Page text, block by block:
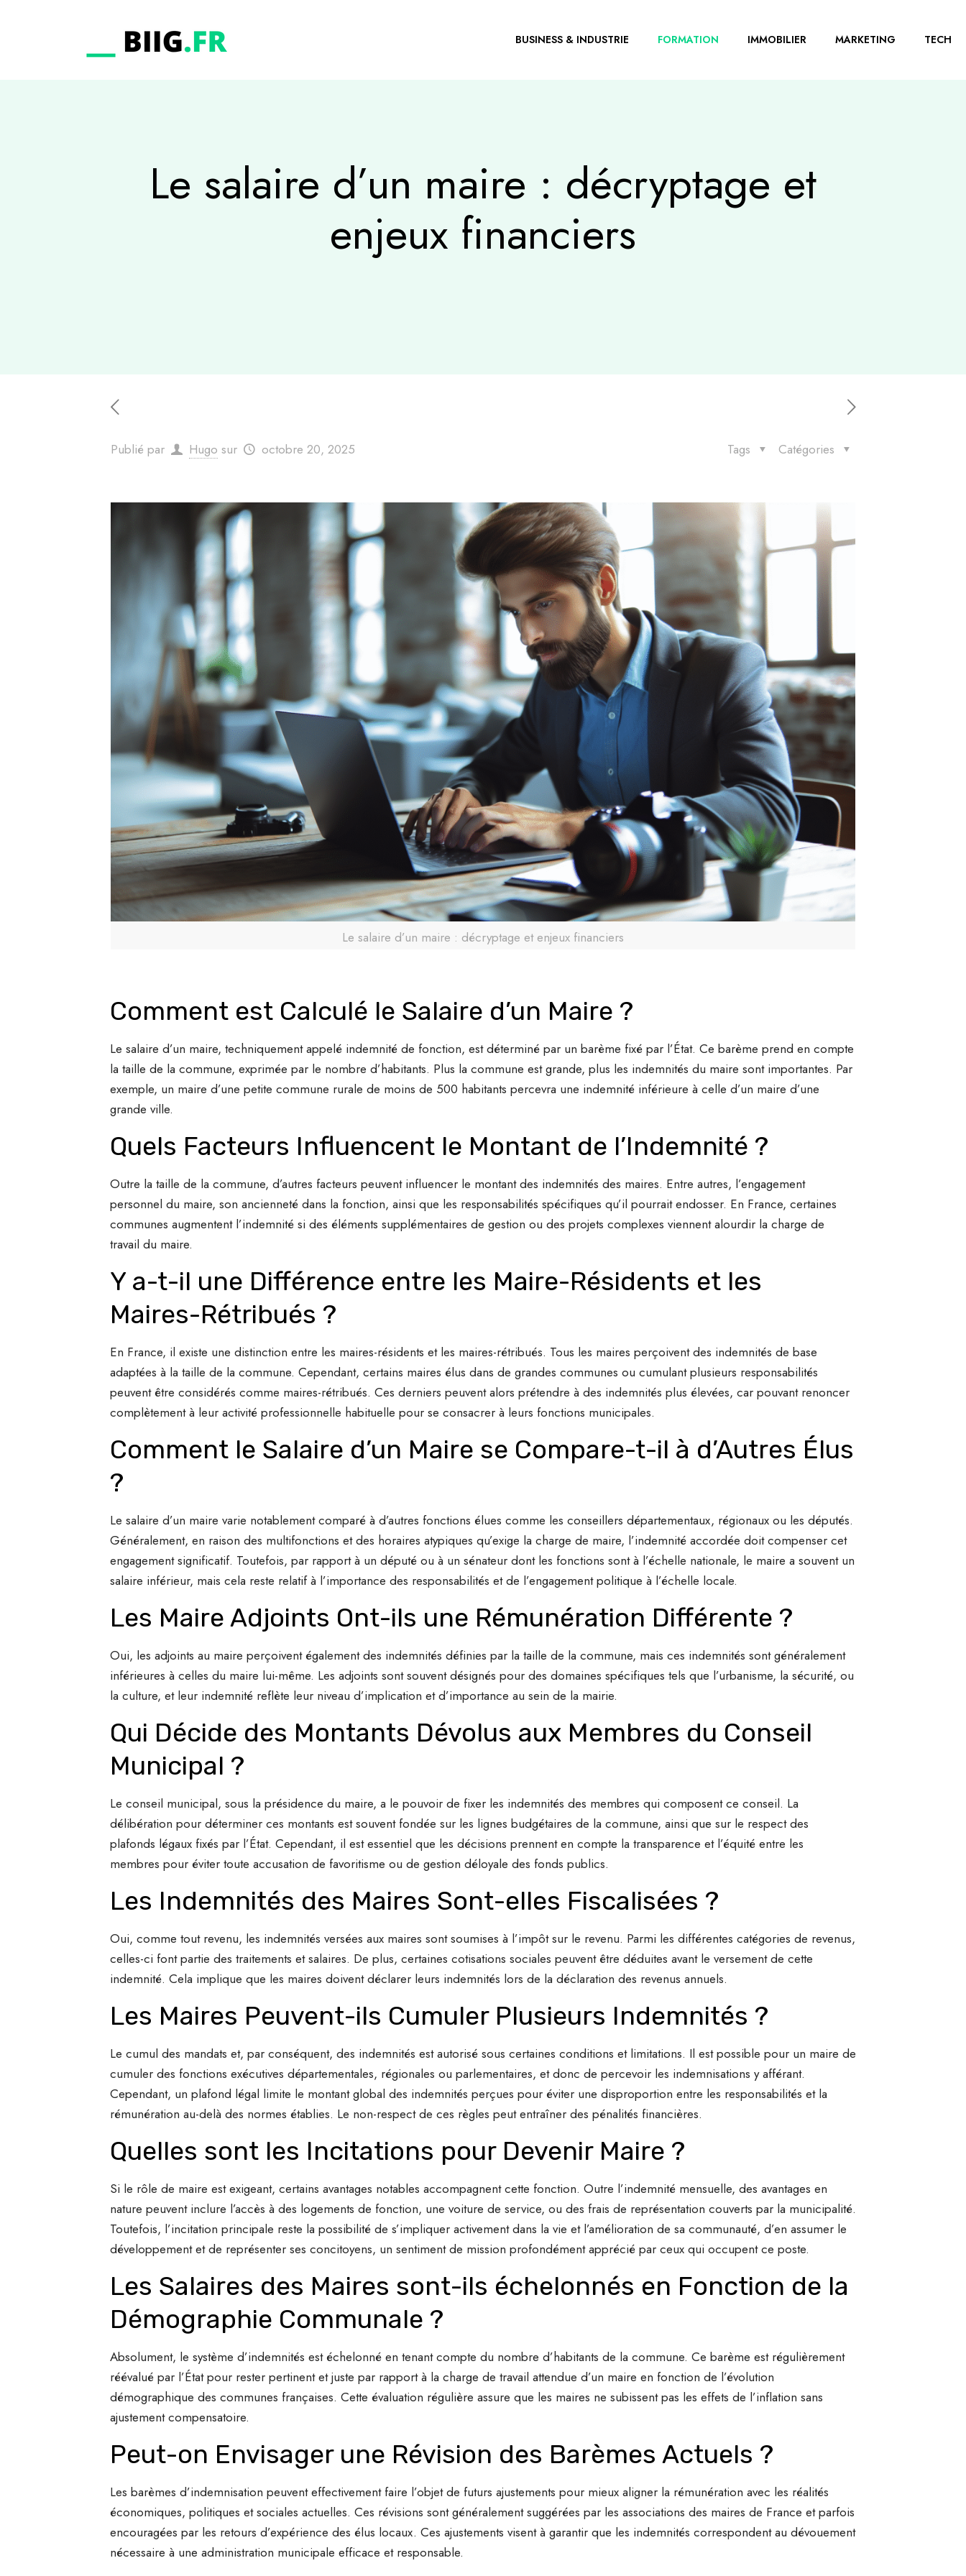
BUSINESS & INDUSTRIE FORMATION IMMOBILIER MARKETING TECH
Le salaire d’un maire : décryptage et
enjeux financiers
Publié par Hugo sur octobre 20, 2025 Catégories
Tags
Le salaire d’un maire : décryptage et enjeux financiers
Comment est Calculé le Salaire d’un Maire ?
Le salaire d’un maire, techniquement appelé indemnité de fonction, est déterminé par un barème fixé par l’État. Ce barème prend en compte
la taille de la commune, exprimée par le nombre d’habitants. Plus la commune est grande, plus les indemnités du maire sont importantes. Par
exemple, un maire d’une petite commune rurale de moins de 500 habitants percevra une indemnité inférieure à celle d’un maire d’une
grande ville.
Quels Facteurs Influencent le Montant de l’Indemnité ?
Outre la taille de la commune, d’autres facteurs peuvent influencer le montant des indemnités des maires. Entre autres, l’engagement
personnel du maire, son ancienneté dans la fonction, ainsi que les responsabilités spécifiques qu’il pourrait endosser. En France, certaines
communes augmentent l’indemnité si des éléments supplémentaires de gestion ou des projets complexes viennent alourdir la charge de
travail du maire.
Y a-t-il une Différence entre les Maire-Résidents et les
Maires-Rétribués ?
En France, il existe une distinction entre les maires-résidents et les maires-rétribués. Tous les maires perçoivent des indemnités de base
adaptées à la taille de la commune. Cependant, certains maires élus dans de grandes communes ou cumulant plusieurs responsabilités
peuvent être considérés comme maires-rétribués. Ces derniers peuvent alors prétendre à des indemnités plus élevées, car pouvant renoncer
complètement à leur activité professionnelle habituelle pour se consacrer à leurs fonctions municipales.
Comment le Salaire d’un Maire se Compare-t-il à d’Autres Élus
?
Le salaire d’un maire varie notablement comparé à d’autres fonctions élues comme les conseillers départementaux, régionaux ou les députés.
Généralement, en raison des multifonctions et des horaires atypiques qu’exige la charge de maire, l’indemnité accordée doit compenser cet
engagement significatif. Toutefois, par rapport à un député ou à un sénateur dont les fonctions sont à l’échelle nationale, le maire a souvent un
salaire inférieur, mais cela reste relatif à l’importance des responsabilités et de l’engagement politique à l’échelle locale.
Les Maire Adjoints Ont-ils une Rémunération Différente ?
Oui, les adjoints au maire perçoivent également des indemnités définies par la taille de la commune, mais ces indemnités sont généralement
inférieures à celles du maire lui-même. Les adjoints sont souvent désignés pour des domaines spécifiques tels que l’urbanisme, la sécurité, ou
la culture, et leur indemnité reflète leur niveau d’implication et d’importance au sein de la mairie.
Qui Décide des Montants Dévolus aux Membres du Conseil
Municipal ?
Le conseil municipal, sous la présidence du maire, a le pouvoir de fixer les indemnités des membres qui composent ce conseil. La
délibération pour déterminer ces montants est souvent fondée sur les lignes budgétaires de la commune, ainsi que sur le respect des
plafonds légaux fixés par l’État. Cependant, il est essentiel que les décisions prennent en compte la transparence et l’équité entre les
membres pour éviter toute accusation de favoritisme ou de gestion déloyale des fonds publics.
Les Indemnités des Maires Sont-elles Fiscalisées ?
Oui, comme tout revenu, les indemnités versées aux maires sont soumises à l’impôt sur le revenu. Parmi les différentes catégories de revenus,
celles-ci font partie des traitements et salaires. De plus, certaines cotisations sociales peuvent être déduites avant le versement de cette
indemnité. Cela implique que les maires doivent déclarer leurs indemnités lors de la déclaration des revenus annuels.
Les Maires Peuvent-ils Cumuler Plusieurs Indemnités ?
Le cumul des mandats et, par conséquent, des indemnités est autorisé sous certaines conditions et limitations. Il est possible pour un maire de
cumuler des fonctions exécutives départementales, régionales ou parlementaires, et donc de percevoir les indemnisations y afférant.
Cependant, un plafond légal limite le montant global des indemnités perçues pour éviter une disproportion entre les responsabilités et la
rémunération au-delà des normes établies. Le non-respect de ces règles peut entraîner des pénalités financières.
Quelles sont les Incitations pour Devenir Maire ?
Si le rôle de maire est exigeant, certains avantages notables accompagnent cette fonction. Outre l’indemnité mensuelle, des avantages en
nature peuvent inclure l’accès à des logements de fonction, une voiture de service, ou des frais de représentation couverts par la municipalité.
Toutefois, l’incitation principale reste la possibilité de s’impliquer activement dans la vie et l’amélioration de sa communauté, d’en assumer le
développement et de représenter ses concitoyens, un sentiment de mission profondément apprécié par ceux qui occupent ce poste.
Les Salaires des Maires sont-ils échelonnés en Fonction de la
Démographie Communale ?
Absolument, le système d’indemnités est échelonné en tenant compte du nombre d’habitants de la commune. Ce barème est régulièrement
réévalué par l’État pour rester pertinent et juste par rapport à la charge de travail attendue d’un maire en fonction de l’évolution
démographique des communes françaises. Cette évaluation régulière assure que les maires ne subissent pas les effets de l’inflation sans
ajustement compensatoire.
Peut-on Envisager une Révision des Barèmes Actuels ?
Les barèmes d’indemnisation peuvent effectivement faire l’objet de futurs ajustements pour mieux aligner la rémunération avec les réalités
économiques, politiques et sociales actuelles. Ces révisions sont généralement suggérées par les associations des maires de France et parfois
encouragées par les retours d’expérience des élus locaux. Ces ajustements visent à garantir que les indemnités correspondent au dévouement
nécessaire à une administration municipale efficace et responsable.